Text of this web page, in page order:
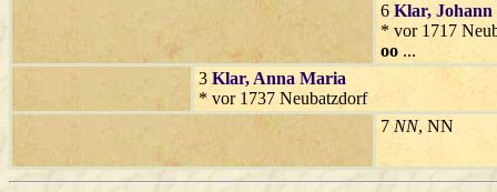
6 Klar, Johann
* vor 1717
oo ...
3 Klar, Anna Maria
* vor 1737 Neubatzdorf
7 NN, NN